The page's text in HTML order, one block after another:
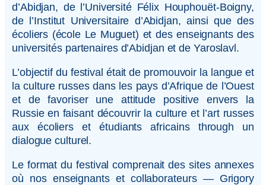
d’Abidjan, de l’Université Félix Houphouët-Boigny,
de l’Institut Universitaire d’Abidjan, ainsi que des
écoliers (école Le Muguet) et des enseignants des
universités partenaires d’Abidjan et de Yaroslavl.
L’objectif du festival était de promouvoir la langue et
la culture russes dans les pays d’Afrique de l’Ouest
et de favoriser une attitude positive envers la
Russie en faisant découvrir la culture et l’art russes
aux écoliers et étudiants africains through un
dialogue culturel.
Le format du festival comprenait des sites annexes
où nos enseignants et collaborateurs — Grigory